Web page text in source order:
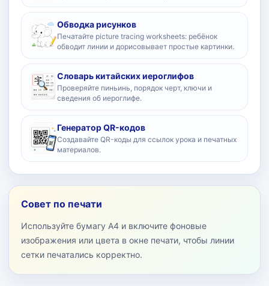
Обводка рисунков
Печатайте picture tracing worksheets: ребёнок
обводит линии и дорисовывает простые картинки.
Словарь китайских иероглифов
Проверяйте пиньинь, порядок черт, ключи и
сведения об иероглифе.
Генератор QR-кодов
Создавайте QR-коды для ссылок урока и печатных
материалов.
Совет по печати
Используйте бумагу A4 и включите фоновые
изображения или цвета в окне печати, чтобы линии
сетки печатались корректно.